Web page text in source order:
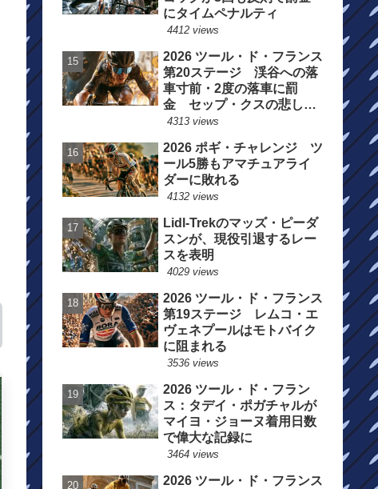
にタイムペナルティ
4412 views
2026 ツール・ド・フランス
第20ステージ 渓谷への落
車寸前・2度の落車に罰
金 セップ・クスの悲しい
一日
4313 views
2026 ポギ・チャレンジ ツ
ール5勝もアマチュアライ
ダーに敗れる
4132 views
Lidl-Trekのマッズ・ピーダ
スンが、現役引退するレー
スを表明
4029 views
2026 ツール・ド・フランス
第19ステージ レムコ・エ
ヴェネプールはモトバイク
に阻まれる
3536 views
2026 ツール・ド・フラン
ス：タデイ・ポガチャルが
マイヨ・ジョーヌ着用日数
で偉大な記録に
3464 views
2026 ツール・ド・フランス